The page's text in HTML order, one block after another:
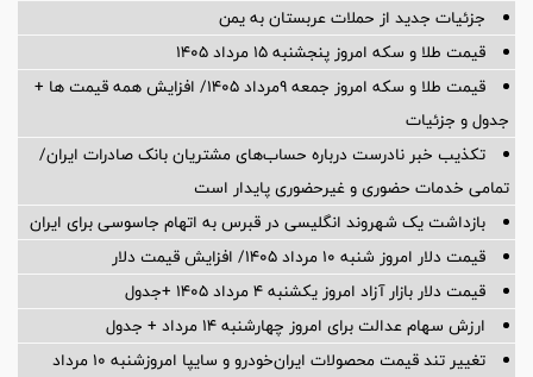
جزئیات جدید از حملات عربستان به یمن
قیمت طلا و سکه امروز پنجشنبه ۱۵ مرداد ۱۴۰۵
قیمت طلا و سکه امروز جمعه ۹مرداد ۱۴۰۵/ افزایش همه قیمت ها +
جدول و جزئیات
تکذیب خبر نادرست درباره حساب‌های مشتریان بانک صادرات ایران/
تمامی خدمات حضوری و غیرحضوری پایدار است
بازداشت یک شهروند انگلیسی در قبرس به اتهام جاسوسی برای ایران
قیمت دلار امروز شنبه ۱۰ مرداد ۱۴۰۵/ افزایش قیمت دلار
قیمت دلار بازار آزاد امروز یکشنبه ۴ مرداد ۱۴۰۵ +جدول
ارزش سهام عدالت برای امروز چهارشنبه ۱۴ مرداد + جدول
تغییر تند قیمت محصولات ایران‌خودرو و سایپا امروزشنبه ۱۰ مرداد